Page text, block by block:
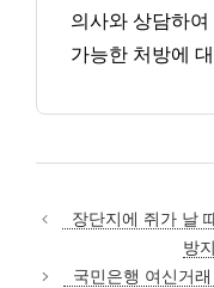
의사와 상담하
가능한 처방에
장단지에 쥐가 날
방
국민은행 여신거